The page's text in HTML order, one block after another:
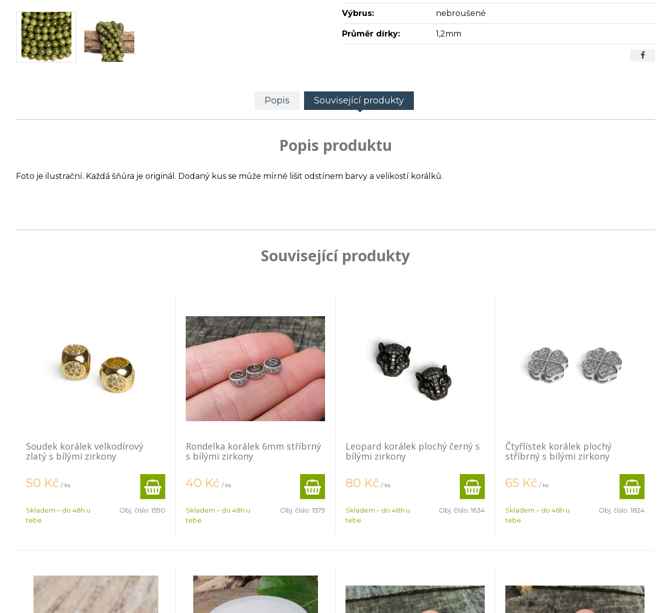
Výbrus: nebroušené
Průměr dírky: 1,2mm
Popis Související produkty
Popis produktu
Foto je ilustrační. Každá šňůra je originál. Dodaný kus se může mírně lišit odstínem barvy a velikostí korálků.
Související produkty
Soudek korálek velkodírový
zlatý s bílými zirkony
50 Kč / ks
Skladem – do 48h u
tebe
Obj. číslo: 1590
Rondelka korálek 6mm stříbrný
s bílými zirkony
40 Kč / ks
Skladem – do 48h u
tebe
Obj. číslo: 1579
Leopard korálek plochý černý s
bílými zirkony
80 Kč / ks
Skladem – do 48h u
tebe
Obj. číslo: 1634
Čtyřlístek korálek plochý
stříbrný s bílými zirkony
65 Kč / ks
Skladem – do 48h u
tebe
Obj. číslo: 1824